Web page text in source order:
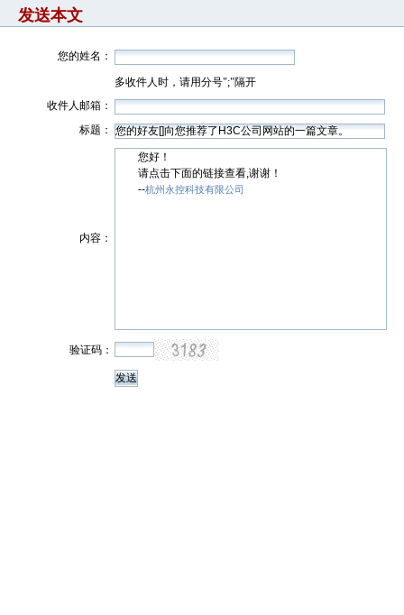
发送本文
您的姓名：
多收件人时，请用分号";"隔开
收件人邮箱：
标题：
内容：
您好！
请点击下面的链接查看,谢谢！
--杭州永控科技有限公司
验证码：